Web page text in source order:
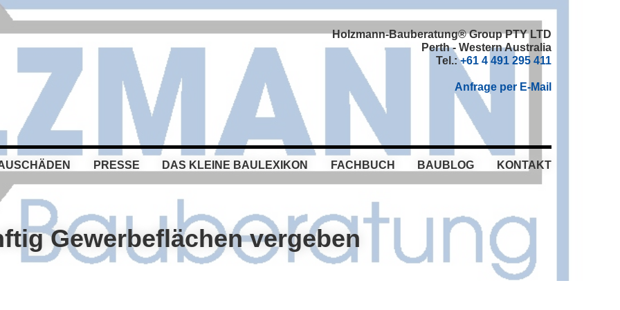
Holzmann-Bauberatung® Group PTY LTD
Perth - Western Australia
Tel.:+61 4 491 295 411
Anfrage per E-Mail
PRESSE DAS KLEINE BAULEXIKON FACHBUCH BAUBLOG KONTAKT
Gewerbeflächen vergeben